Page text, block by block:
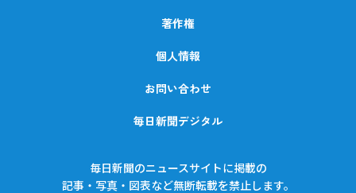
著作権
個人情報
お問い合わせ
毎日新聞デジタル
毎日新聞のニュースサイトに掲載の
記事・写真・図表など無断転載を禁止します。